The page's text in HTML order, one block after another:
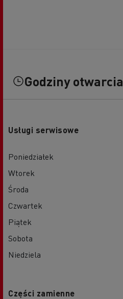
Godziny otwarcia
Usługi serwisowe
Poniedziałek
Wtorek
Środa
Czwartek
Piątek
Sobota
Niedziela
Części zamienne